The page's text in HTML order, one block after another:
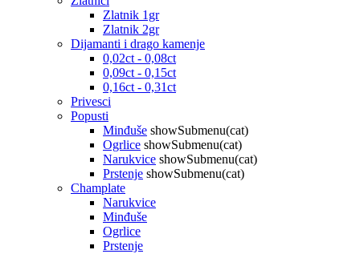
Zlatnik 1gr
Zlatnik 2gr
Dijamanti i drago kamenje
0,02ct - 0,08ct
0,09ct - 0,15ct
0,16ct - 0,31ct
Privesci
Popusti
Minđuše showSubmenu(cat)
Ogrlice showSubmenu(cat)
Narukvice showSubmenu(cat)
Prstenje showSubmenu(cat)
Champlate
Narukvice
Minđuše
Ogrlice
Prstenje